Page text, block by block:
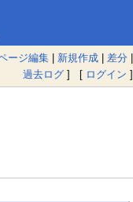
ージ編集 | 新規作成 | 差分 |
過去ログ ] [ ログイン ]